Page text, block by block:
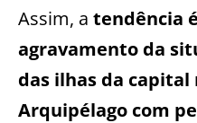
Assim, a tendência
agravamento da
das ilhas da
Arquipélago com